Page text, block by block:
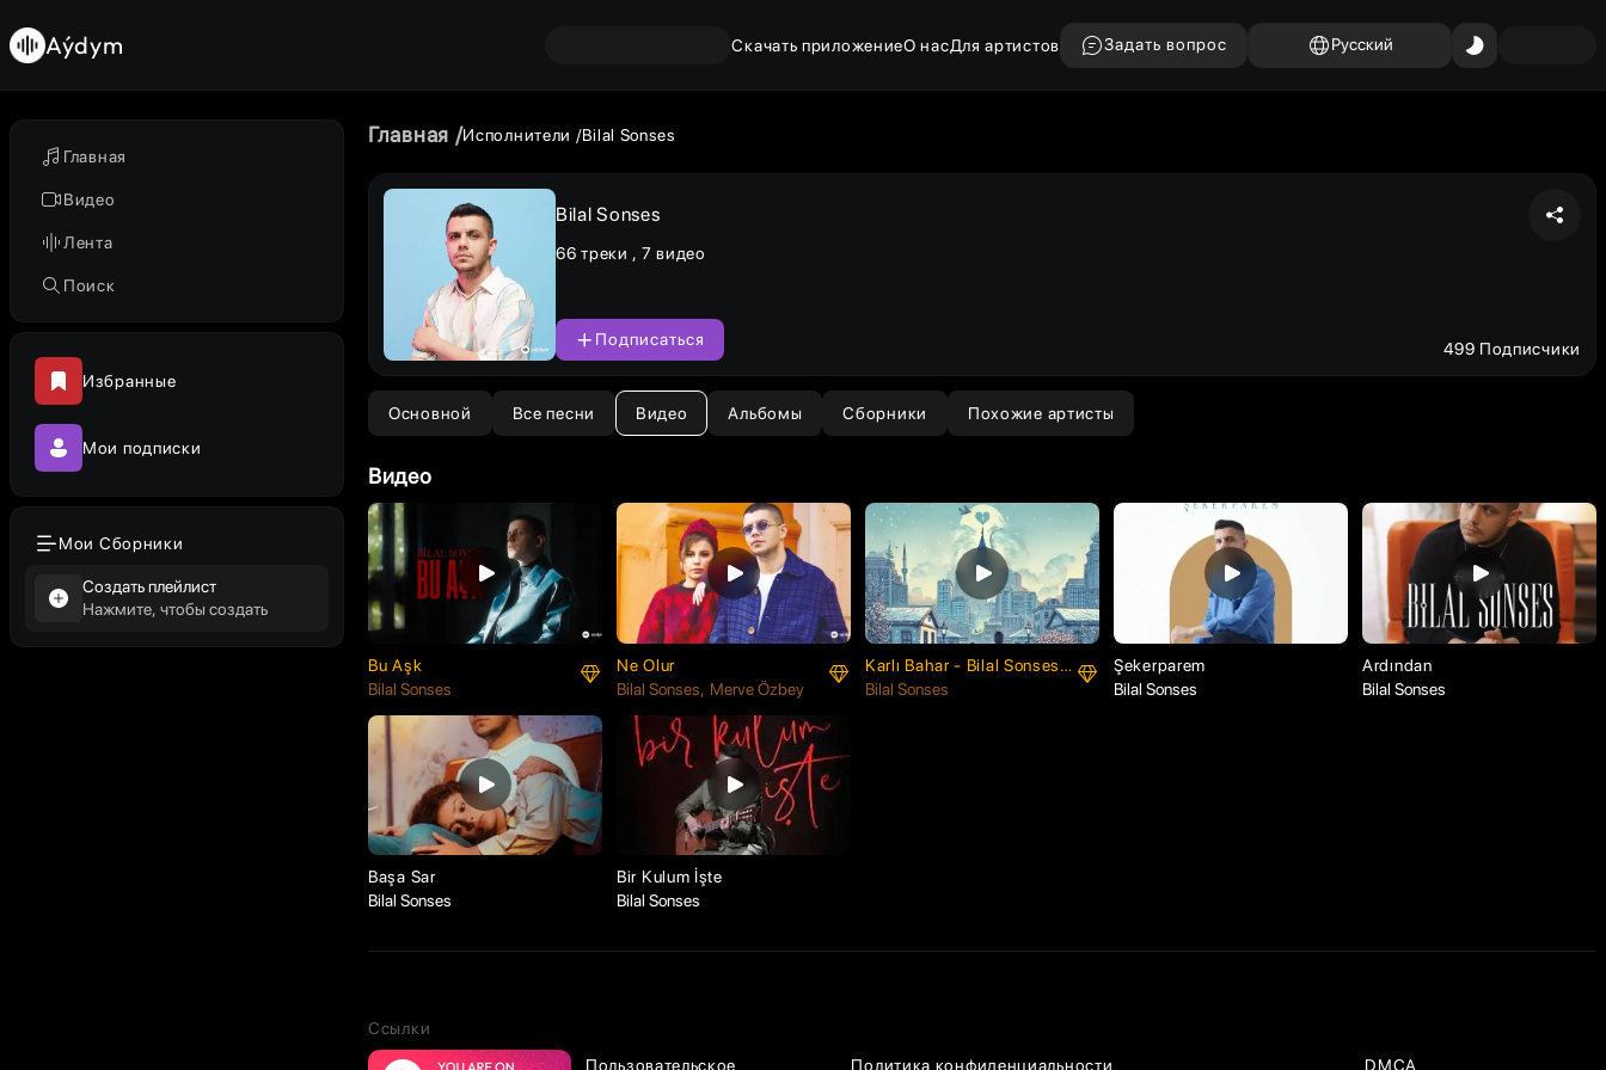
Главная
Видео
Лента
Поиск
Избранные
Мои подписки
Мои Сборники
Создать плейлист
Нажмите, чтобы создать
Aýdym Скачать приложениеО насДля артистов Задать вопрос Русский
Главная Исполнители Bilal Sonses
Bilal Sonses
66 треки , 7 видео
Подписаться 499 Подписчики
Основной Все песни Видео Альбомы Сборники Похожие артисты
Видео
Bu Aşk
Bilal Sonses
Ne Olur
Bilal Sonses
Merve Özbey
Karlı Bahar - Bilal Sonses
& Aynur Polat
Bilal Sonses
Şekerparem
Bilal Sonses
Ardından
Bilal Sonses
Başa Sar
Bilal Sonses
Bir Kulum İşte
Bilal Sonses
Ссылки
Пользовательское
Политика конфиденциальности DMCA